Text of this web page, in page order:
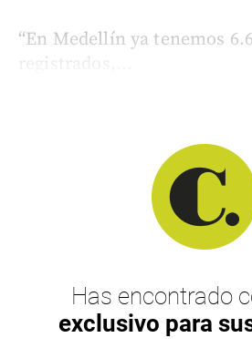
“En Medellín ya tenemos
registrados,...
Has encontrado
exclusivo para